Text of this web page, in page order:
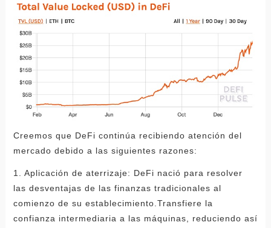
Creemos que DeFi continúa recibiendo atención del
mercado debido a las siguientes razones:
1. Aplicación de aterrizaje: DeFi nació para resolver
las desventajas de las finanzas tradicionales al
comienzo de su establecimiento.Transfiere la
confianza intermediaria a las máquinas, reduciendo así